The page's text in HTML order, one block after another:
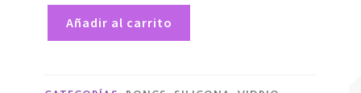
Añadir al carrito